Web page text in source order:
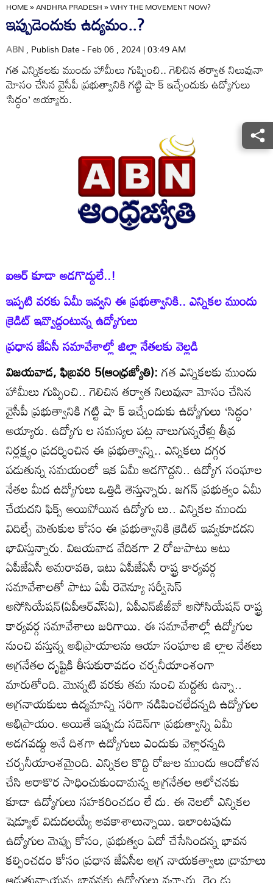
HOME»ANDHRA PRADESH»WHY THE MOVEMENT NOW?
ఇప్పుడెందుకు ఉద్యమం..?
ABN, Publish Date - Feb 06 , 2024 | 03:49 AM
గత ఎన్నికలకు ముందు హామీలు గుప్పించి.. గెలిచిన తర్వాత నిలువునా
మోసం చేసిన వైసీపీ ప్రభుత్వానికి గట్టి షా క్‌ ఇచ్చేందుకు ఉద్యోగులు
‘సిద్ధం’ అయ్యారు.
ఐఆర్‌ కూడా అడగొద్దులే..!
ఇప్పటి వరకు ఏమీ ఇవ్వని ఈ ప్రభుత్వానికి.. ఎన్నికల ముందు
క్రెడిట్‌ ఇవ్వొద్దంటున్న ఉద్యోగులు
ప్రధాన జేఏసీ సమావేశాల్లో జిల్లా నేతలకు వెల్లడి
విజయవాడ, ఫిబ్రవరి 5(ఆంధ్రజ్యోతి):గత ఎన్నికలకు ముందు
హామీలు గుప్పించి.. గెలిచిన తర్వాత నిలువునా మోసం చేసిన
వైసీపీ ప్రభుత్వానికి గట్టి షా క్‌ ఇచ్చేందుకు ఉద్యోగులు ‘సిద్ధం’
అయ్యారు. ఉద్యోగు ల సమస్యల పట్ల నాలుగున్నరేళ్లు తీవ్ర
నిర్లక్ష్యం ప్రదర్శించిన ఈ ప్రభుత్వాన్ని.. ఎన్నికలు దగ్గర
పడుతున్న సమయంలో ఇక ఏమీ అడగొద్దని.. ఉద్యోగ సంఘాల
నేతల మీద ఉద్యోగులు ఒత్తిడి తెస్తున్నారు. జగన్‌ ప్రభుత్వం ఏమీ
చేయదని ఫిక్స్‌ అయిపోయిన ఉద్యోగు లు.. ఎన్నికల ముందు
విదిల్చే మెతుకుల కోసం ఈ ప్రభుత్వానికి క్రెడిట్‌ ఇవ్వకూడదని
భావిస్తున్నారు. విజయవాడ వేదికగా 2 రోజుపాటు అటు
ఏపీజేఏసీ అమరావతి, ఇటు ఏపీజేఏసీ రాష్ట్ర కార్యవర్గ
సమావేశాలతో పాటు ఏపీ రెవెన్యూ సర్వీసెస్‌
అసోసియేషన్‌(ఏపీఆర్‌ఎ్‌సఏ), ఏపీఎన్‌జీజీవో అసోసియేషన్‌ రాష్ట్ర
కార్యవర్గ సమావేశాలు జరిగాయి. ఈ సమావేశాల్లో ఉద్యోగుల
నుంచి వస్తున్న అభిప్రాయాలను ఆయా సంఘాల జి ల్లాల నేతలు
అగ్రనేతల దృష్టికి తీసుకురావడం చర్చనీయాంశంగా
మారుతోంది. మొన్నటి వరకు తమ నుంచి మద్దతు ఉన్నా..
అగ్రనాయకులు ఉద్యమాన్ని సరిగా నడిపించలేదన్నది ఉద్యోగుల
అభిప్రాయం. అయితే ఇప్పుడు సడెన్‌గా ప్రభుత్వాన్ని ఏమీ
అడగవద్దు అనే దిశగా ఉద్యోగులు ఎందుకు వెళ్లారన్నది
చర్చనీయాంశమైంది. ఎన్నికల కొద్ది రోజుల ముందు ఆందోళన
చేసి అరాకొర సాధించుకుందామన్న అగ్రనేతల ఆలోచనకు
కూడా ఉద్యోగులు సహకరించడం లే దు. ఈ నెలలో ఎన్నికల
షెడ్యూల్‌ విడుదలయ్యే అవకాశాలున్నాయి. ఇలాంటపుడు
ఉద్యోగుల మెప్పు కోసం, ప్రభుత్వం ఏదో చేసేసిందన్న భావన
కల్పించడం కోసం ప్రధాన జేఏసీల అగ్ర నాయకత్వాలు డ్రామాలు